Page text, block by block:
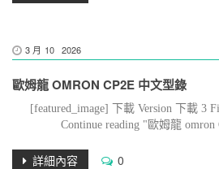
3 月 10 2026
歐姆龍 OMRON CP2E 中文型錄
[featured_image] 下載 Version 下載 3
Continue reading "歐姆龍
詳細內容 0